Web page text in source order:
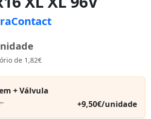
de 1,82€
+ Válvula
+9,50€/unidade